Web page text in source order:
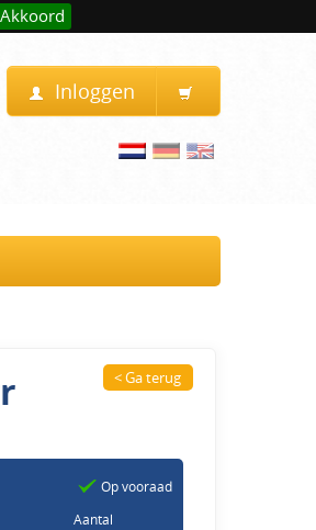
Akkoord
Inloggen
< Ga terug
Op vooraad
Aantal